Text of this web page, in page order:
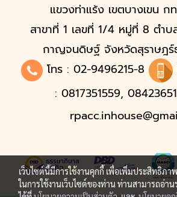
แขวงท่าแร้ง เขตบางเขน ก
สาขาที่ 1 เลขที่ 1/4 หมู่ที่ 8 ตำบ
กาญจนดิษฐ์ จังหวัดสุราษฎร์
โทร : 02-9496215-8
: 0817351559,
เว็บไซต์นี้มีการใช้งานคุกกี้ เพื่อเพิ่มประสิทธิภ
ในการใช้งานเว็บไซต์ของท่าน ท่านสามารถอ่าน